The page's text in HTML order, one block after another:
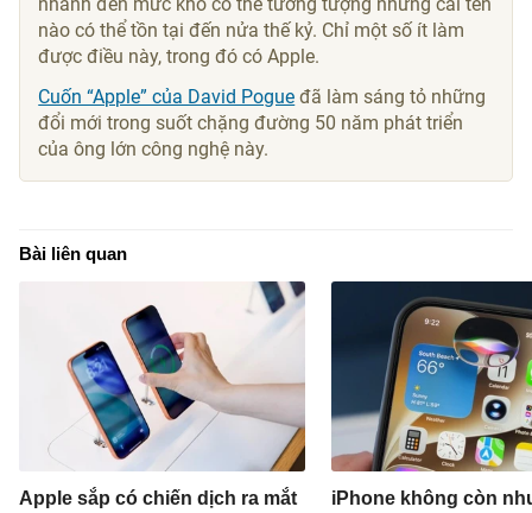
nào có thể tồn tại đến nửa thế kỷ. Chỉ một số ít làm
được điều này, trong đó có Apple.
Cuốn “Apple” của David Pogue đã làm sáng tỏ những
đổi mới trong suốt chặng đường 50 năm phát triển
của ông lớn công nghệ này.
Bài liên quan
Apple sắp có chiến dịch ra mắt
iPhone không còn